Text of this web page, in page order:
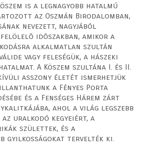
is a legnagyobb hatalmú
az Oszmán Birodalomban,
nevezett, nagyjából
idõszakban, amikor a
alkalmatlan szultán
vagy feleségük, a hászeki
A Köszem szultána I. és II.
asszony életét ismerhetjük
a Fényes Porta
és a Fenséges Hárem zárt
ahol a világ legszebb
uralkodó kegyeiért, a
születtek, és a
gyilkosságokat tervelték ki.